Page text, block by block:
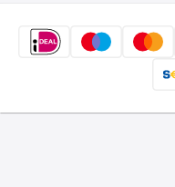
Leveringen